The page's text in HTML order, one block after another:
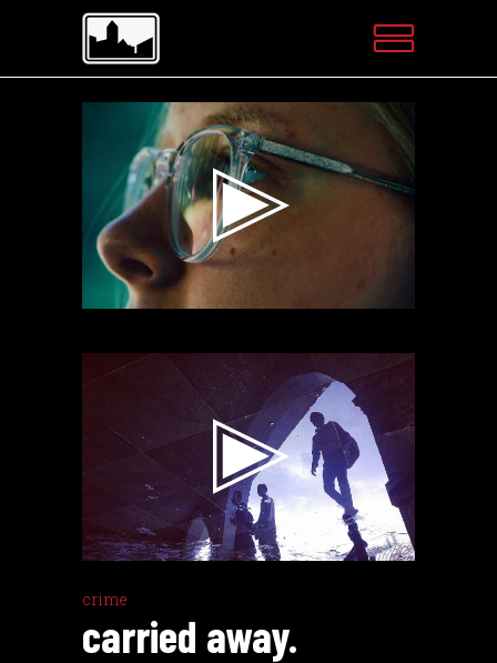
Videospeler
Videospeler
crime
carried away.